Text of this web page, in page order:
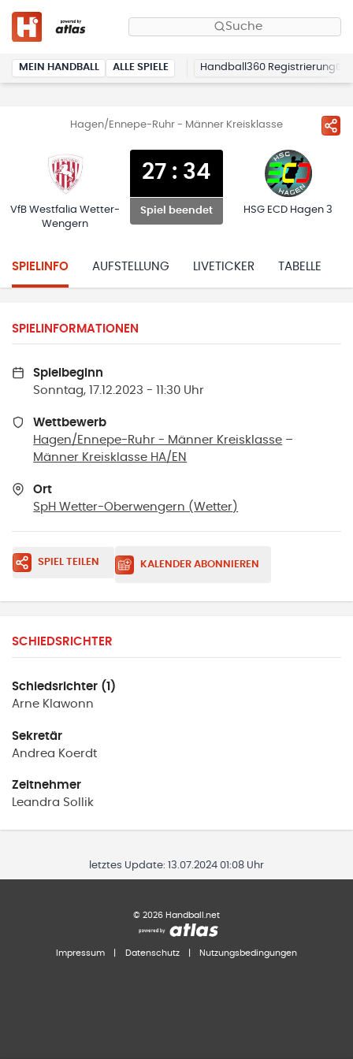
Suche
MEIN HANDBALL ALLE SPIELE Handball360 Registrierung
Hagen/Ennepe-Ruhr - Männer Kreisklasse
VfB Westfalia Wetter-
Wengern
27 : 34
Spiel beendet HSG ECD Hagen 3
SPIELINFO AUFSTELLUNG LIVETICKER TABELLE
SPIELINFORMATIONEN
Spielbeginn
Sonntag, 17.12.2023 - 11:30 Uhr
Wettbewerb
Hagen/Ennepe-Ruhr - Männer Kreisklasse –
Männer Kreisklasse HA/EN
Ort
SpH Wetter-Oberwengern (Wetter )
SPIEL TEILEN KALENDER ABONNIEREN
SCHIEDSRICHTER
Schiedsrichter (1)
Arne Klawonn
Sekretär
Andrea Koerdt
Zeitnehmer
Leandra Sollik
letztes Update: 13.07.2024 01:08 Uhr
© 2026 Handball.net
Impressum Datenschutz Nutzungsbedingungen